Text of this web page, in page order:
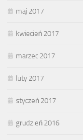
maj 2017
kwiecień 2017
marzec 2017
luty 2017
styczeń 2017
grudzień 2016